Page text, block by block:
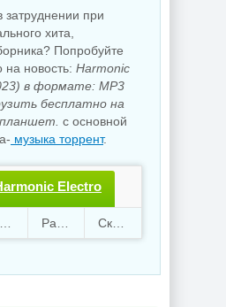
при
хита,
Попробуйте
на новость: Harmonic
в формате: MP3
бесплатно на
с основной
музыка торрент.
Electro
файл
63 983.83 Mb